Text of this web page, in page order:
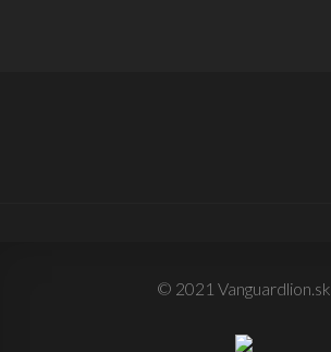
© 2021 Vanguardlion.sk